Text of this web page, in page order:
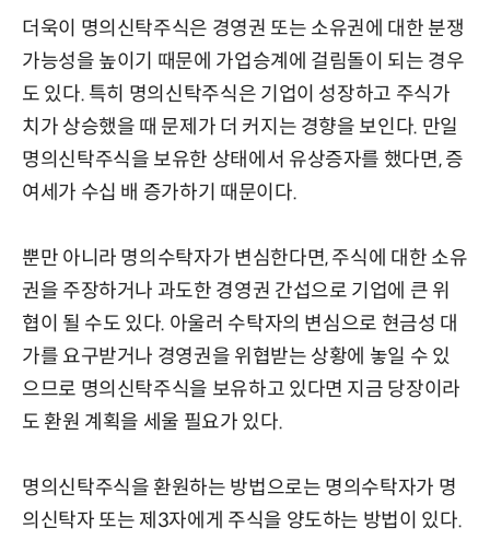
더욱이 명의신탁주식은 경영권 또는 소유권에 대한 분쟁
가능성을 높이기 때문에 가업승계에 걸림돌이 되는 경우
도 있다. 특히 명의신탁주식은 기업이 성장하고 주식가
치가 상승했을 때 문제가 더 커지는 경향을 보인다. 만일
명의신탁주식을 보유한 상태에서 유상증자를 했다면, 증
여세가 수십 배 증가하기 때문이다.
뿐만 아니라 명의수탁자가 변심한다면, 주식에 대한 소유
권을 주장하거나 과도한 경영권 간섭으로 기업에 큰 위
협이 될 수도 있다. 아울러 수탁자의 변심으로 현금성 대
가를 요구받거나 경영권을 위협받는 상황에 놓일 수 있
으므로 명의신탁주식을 보유하고 있다면 지금 당장이라
도 환원 계획을 세울 필요가 있다.
명의신탁주식을 환원하는 방법으로는 명의수탁자가 명
의신탁자 또는 제3자에게 주식을 양도하는 방법이 있다.